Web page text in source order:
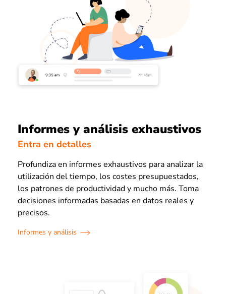
Informes y análisis exhaustivos
Entra en detalles
Profundiza en informes exhaustivos para analizar la
utilización del tiempo, los costes presupuestados,
los patrones de productividad y mucho más. Toma
decisiones informadas basadas en datos reales y
precisos.
Informes y análisis